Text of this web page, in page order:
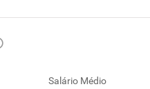
Salário Médio